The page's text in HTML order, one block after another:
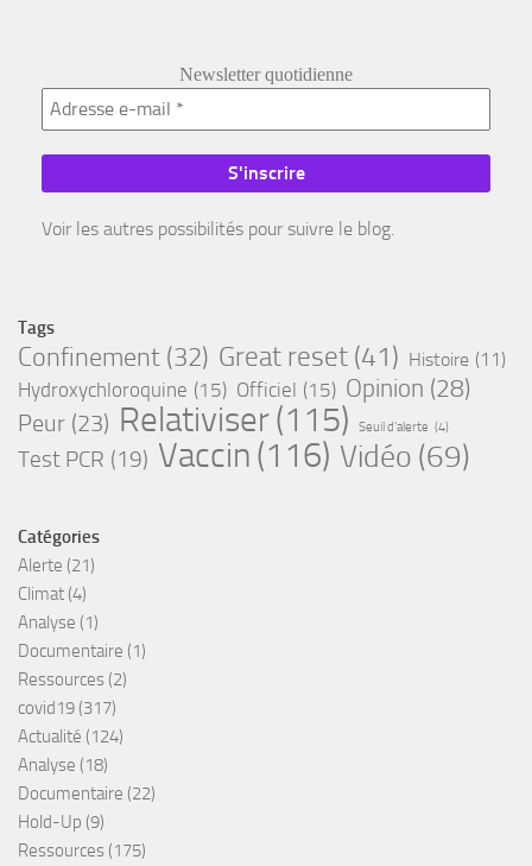
Newsletter quotidienne
Voir les autres possibilités pour suivre le blog.
Tags
Confinement (32) Great reset (41) Histoire (11)
Hydroxychloroquine (15) Officiel (15) Opinion (28)
Peur (23) Relativiser(115) Seuil d'alerte (4)
Test PCR (19) Vaccin (116) Vidéo (69)
Catégories
Alerte (21)
Climat (4)
Analyse (1)
Documentaire (1)
Ressources (2)
covid19 (317)
Actualité (124)
Analyse (18)
Documentaire (22)
Hold-Up (9)
Ressources (175)